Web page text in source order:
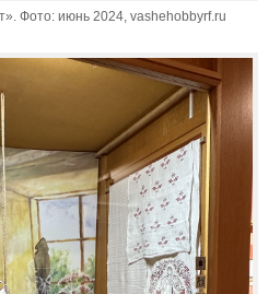
Фото: июнь 2024, vashehobbyrf.ru